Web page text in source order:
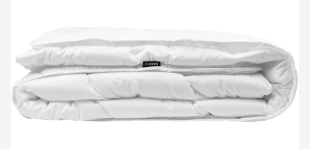
Avaa tuotekuva suurennettuna